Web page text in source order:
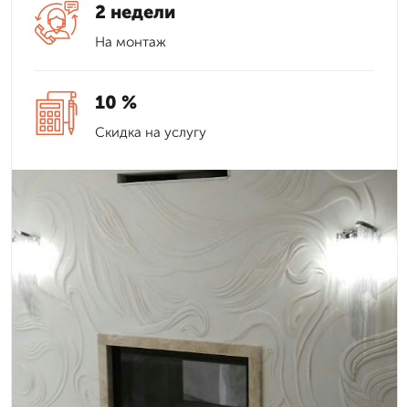
2 недели
На монтаж
10 %
Скидка на услугу